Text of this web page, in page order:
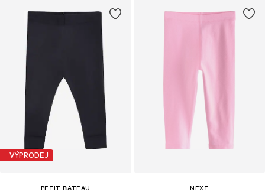
VÝPRODEJ
PETIT BATEAU
NEXT